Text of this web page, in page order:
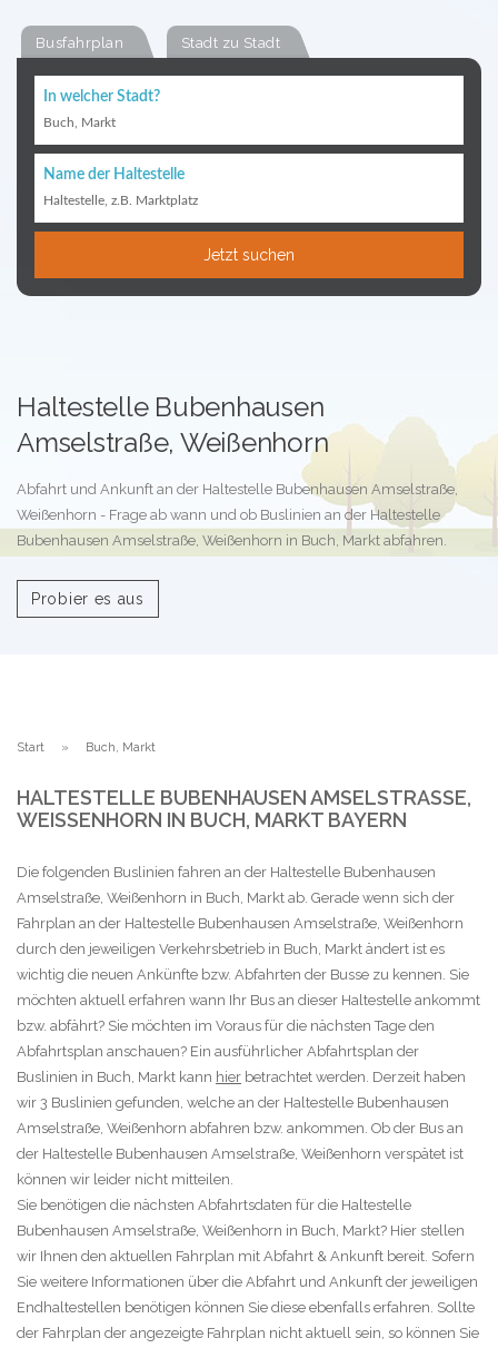
Busfahrplan Stadt zu Stadt
In welcher Stadt?
Buch, Markt
Name der Haltestelle
Haltestelle, z.B. Marktplatz
Jetzt suchen
Haltestelle Bubenhausen
Amselstraße, Weißenhorn
Abfahrt und Ankunft an der Haltestelle Bubenhausen Amselstraße,
Weißenhorn - Frage ab wann und ob Buslinien an der Haltestelle
Bubenhausen Amselstraße, Weißenhorn in Buch, Markt abfahren.
Probier es aus
Start Buch, Markt
HALTESTELLE BUBENHAUSEN AMSELSTRASSE, W
EISSENHORN IN BUCH, MARKT BAYERN
Die folgenden Buslinien fahren an der Haltestelle Bubenhausen
Amselstraße, Weißenhorn in Buch, Markt ab. Gerade wenn sich der
Fahrplan an der Haltestelle Bubenhausen Amselstraße, Weißenhorn
durch den jeweiligen Verkehrsbetrieb in Buch, Markt ändert ist es
wichtig die neuen Ankünfte bzw. Abfahrten der Busse zu kennen. Sie
möchten aktuell erfahren wann Ihr Bus an dieser Haltestelle ankommt
bzw. abfährt? Sie möchten im Voraus für die nächsten Tage den
Abfahrtsplan anschauen? Ein ausführlicher Abfahrtsplan der
Buslinien in Buch, Markt kann hier betrachtet werden. Derzeit haben
wir 3 Buslinien gefunden, welche an der Haltestelle Bubenhausen
Amselstraße, Weißenhorn abfahren bzw. ankommen. Ob der Bus an
der Haltestelle Bubenhausen Amselstraße, Weißenhorn verspätet ist
können wir leider nicht mitteilen.
Sie benötigen die nächsten Abfahrtsdaten für die Haltestelle
Bubenhausen Amselstraße, Weißenhorn in Buch, Markt? Hier stellen
wir Ihnen den aktuellen Fahrplan mit Abfahrt & Ankunft bereit. Sofern
Sie weitere Informationen über die Abfahrt und Ankunft der jeweiligen
Endhaltestellen benötigen können Sie diese ebenfalls erfahren. Sollte
der Fahrplan der angezeigte Fahrplan nicht aktuell sein, so können Sie